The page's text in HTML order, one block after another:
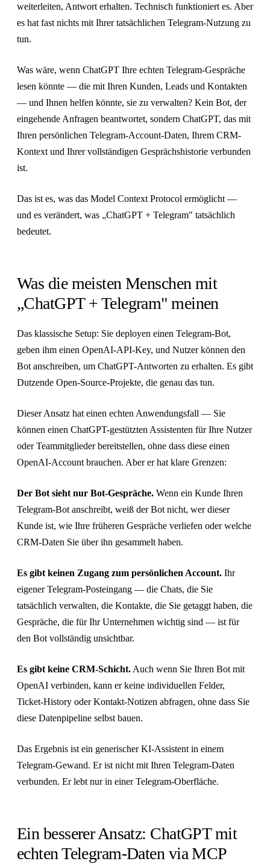
weiterleiten, Antwort erhalten. Technisch funktioniert es. Aber
es hat fast nichts mit Ihrer tatsächlichen Telegram-Nutzung zu
tun.
Was wäre, wenn ChatGPT Ihre echten Telegram-Gespräche
lesen könnte — die mit Ihren Kunden, Leads und Kontakten
— und Ihnen helfen könnte, sie zu verwalten? Kein Bot, der
eingehende Anfragen beantwortet, sondern ChatGPT, das mit
Ihren persönlichen Telegram-Account-Daten, Ihrem CRM-
Kontext und Ihrer vollständigen Gesprächshistorie verbunden
ist.
Das ist es, was das Model Context Protocol ermöglicht —
und es verändert, was „ChatGPT + Telegram" tatsächlich
bedeutet.
Was die meisten Menschen mit
„ChatGPT + Telegram" meinen
Das klassische Setup: Sie deployen einen Telegram-Bot,
geben ihm einen OpenAI-API-Key, und Nutzer können den
Bot anschreiben, um ChatGPT-Antworten zu erhalten. Es gibt
Dutzende Open-Source-Projekte, die genau das tun.
Dieser Ansatz hat einen echten Anwendungsfall — Sie
können einen ChatGPT-gestützten Assistenten für Ihre Nutzer
oder Teammitglieder bereitstellen, ohne dass diese einen
OpenAI-Account brauchen. Aber er hat klare Grenzen:
Der Bot sieht nur Bot-Gespräche. Wenn ein Kunde Ihren
Telegram-Bot anschreibt, weiß der Bot nicht, wer dieser
Kunde ist, wie Ihre früheren Gespräche verliefen oder welche
CRM-Daten Sie über ihn gesammelt haben.
Es gibt keinen Zugang zum persönlichen Account. Ihr
eigener Telegram-Posteingang — die Chats, die Sie
tatsächlich verwalten, die Kontakte, die Sie getaggt haben, die
Gespräche, die für Ihr Unternehmen wichtig sind — ist für
den Bot vollständig unsichtbar.
Es gibt keine CRM-Schicht. Auch wenn Sie Ihren Bot mit
OpenAI verbinden, kann er keine individuellen Felder,
Ticket-History oder Kontakt-Notizen abfragen, ohne dass Sie
diese Datenpipeline selbst bauen.
Das Ergebnis ist ein generischer KI-Assistent in einem
Telegram-Gewand. Er ist nicht mit Ihren Telegram-Daten
verbunden. Er lebt nur in einer Telegram-Oberfläche.
Ein besserer Ansatz: ChatGPT mit
echten Telegram-Daten via MCP